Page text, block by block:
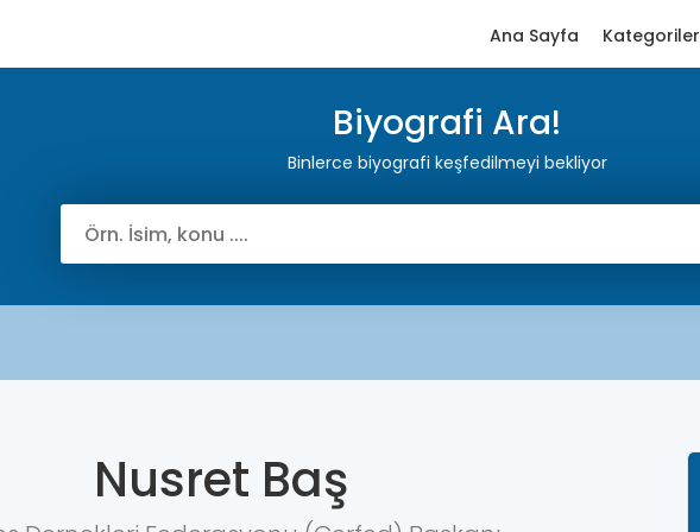
Ana Sayfa Kategoriler
Biyografi Ara!
Binlerce biyografi keşfedilmeyi bekliyor
Nusret Baş